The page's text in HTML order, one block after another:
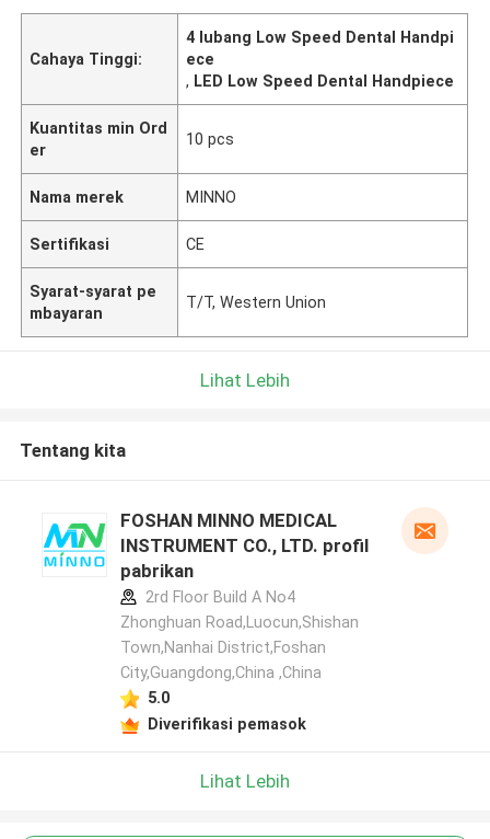
Cahaya Tinggi:
4 lubang Low Speed Dental Handpi
ece
, LED Low Speed Dental Handpiece
Kuantitas min Ord
er
10 pcs
Nama merek MINNO
Sertifikasi CE
Syarat-syarat pe
mbayaran
T/T, Western Union
Lihat Lebih
Tentang kita
FOSHAN MINNO MEDICAL
INSTRUMENT CO., LTD. profil
pabrikan
2rd Floor Build A No4
Zhonghuan Road,Luocun,Shishan
Town,Nanhai District,Foshan
City,Guangdong,China ,China
5.0
Diverifikasi pemasok
Lihat Lebih